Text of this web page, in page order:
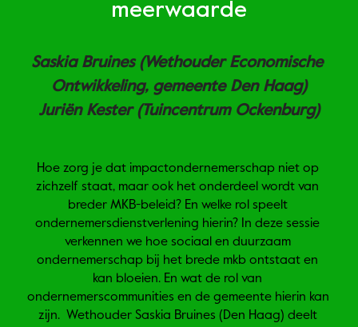
meerwaarde
Saskia Bruines (Wethouder Economische
Ontwikkeling, gemeente Den Haag)
Juriën Kester (Tuincentrum Ockenburg)
Hoe zorg je dat impactondernemerschap niet op
zichzelf staat, maar ook het onderdeel wordt van
breder MKB-beleid? En welke rol speelt
ondernemersdienstverlening hierin? In deze sessie
verkennen we hoe sociaal en duurzaam
ondernemerschap bij het brede mkb ontstaat en
kan bloeien. En wat de rol van
ondernemerscommunities en de gemeente hierin kan
zijn.  Wethouder Saskia Bruines (Den Haag) deelt